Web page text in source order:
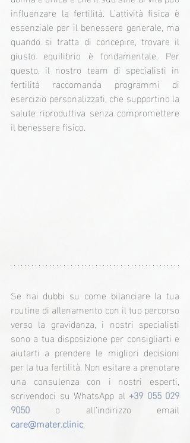
influenzare la fertilità. L’attività fisica è
essenziale per il benessere generale, ma
quando si tratta di concepire, trovare il
giusto equilibrio è fondamentale. Per
questo, il nostro team di specialisti in
fertilità raccomanda programmi di
esercizio personalizzati, che supportino la
salute riproduttiva senza compromettere
il benessere fisico.
Se hai dubbi su come bilanciare la tua
routine di allenamento con il tuo percorso
verso la gravidanza, i nostri specialisti
sono a tua disposizione per consigliarti e
aiutarti a prendere le migliori decisioni
per la tua fertilità. Non esitare a prenotare
una consulenza con i nostri esperti,
scrivendoci su WhatsApp al +39 055 029
9050
care@mater.clinic.